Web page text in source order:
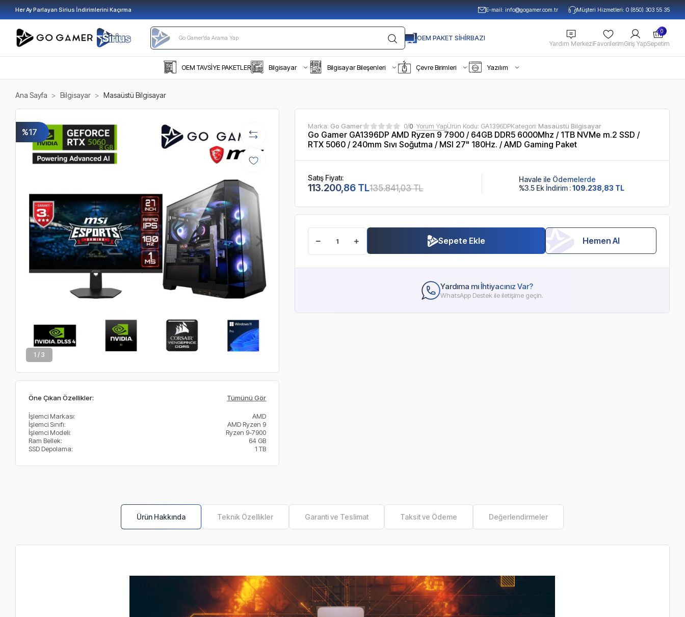
Her Ay Parlayan Sirius İndirimlerini Kaçırma E-mail:info@gogamer.com.tr Müşteri Hizmetleri: 0 (850) 303 55 35
OEM PAKET SIHIRBAZI
Yardım MerkeziFavorilerimGiriş Yap
0
Sepetim
OEM TAVSİYE PAKETLER Bilgisayar Bilgisayar Bileşenleri Çevre Birimleri Yazılım
Ana Sayfa Bilgisayar Masaüstü Bilgisayar
%17
2 / 3
Öne Çıkan Özellikler: Tümünü Gör
İşlemci Markası:
AMD
İşlemci Sınıfı:
AMD Ryzen 9
İşlemci Modeli:
Ryzen 9-7900
Ram Bellek:
64 GB
SSD Depolama:
1 TB
Marka:Go Gamer 0/0 Yorum YapÜrün Kodu: GA1396DPKategori:Masaüstü Bilgisayar
Go Gamer GA1396DP AMD Ryzen 9 7900 / 64GB DDR5 6000Mhz / 1TB NVMe m.2 SSD /
RTX 5060 / 240mm Sıvı Soğutma / MSI 27" 180Hz. / AMD Gaming Paket
Satış Fiyatı:
113.200,86 TL135.841,03 TL
Havale ile Ödemelerde
%3.5 Ek İndirim :109.238,83 TL
Sepete Ekle Hemen Al
Yardıma mı İhtiyacınız Var?
WhatsApp Destek ile iletişime geçin.
Ürün Hakkında Teknik Özellikler Garanti ve Teslimat Taksit ve Ödeme Değerlendirmeler